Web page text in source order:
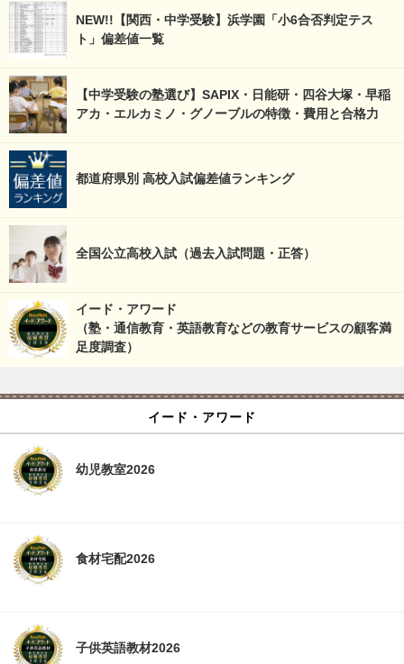
NEW!!【関西・中学受験】浜学園「小6合否判定テス
ト」偏差値一覧
【中学受験の塾選び】SAPIX・日能研・四谷大塚・早稲
アカ・エルカミノ・グノーブルの特徴・費用と合格力
都道府県別 高校入試偏差値ランキング
全国公立高校入試（過去入試問題・正答）
イード・アワード
（塾・通信教育・英語教育などの教育サービスの顧客満
足度調査）
イード・アワード
幼児教室2026
食材宅配2026
子供英語教材2026